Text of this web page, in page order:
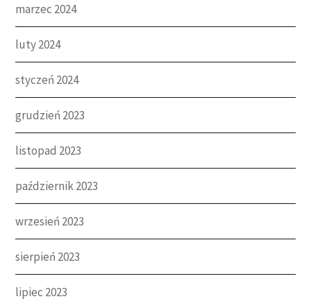
marzec 2024
luty 2024
styczeń 2024
grudzień 2023
listopad 2023
październik 2023
wrzesień 2023
sierpień 2023
lipiec 2023